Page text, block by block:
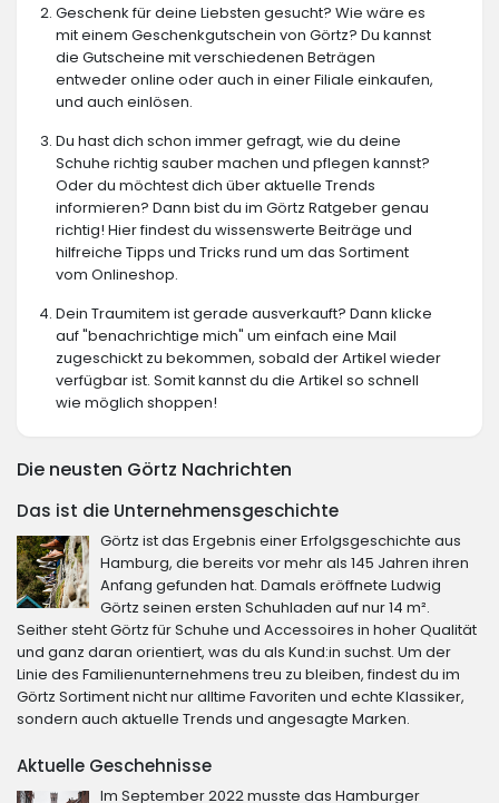
Geschenk für deine Liebsten gesucht? Wie wäre es
mit einem Geschenkgutschein von Görtz? Du kannst
die Gutscheine mit verschiedenen Beträgen
entweder online oder auch in einer Filiale einkaufen,
und auch einlösen.
Du hast dich schon immer gefragt, wie du deine
Schuhe richtig sauber machen und pflegen kannst?
Oder du möchtest dich über aktuelle Trends
informieren? Dann bist du im Görtz Ratgeber genau
richtig! Hier findest du wissenswerte Beiträge und
hilfreiche Tipps und Tricks rund um das Sortiment
vom Onlineshop.
Dein Traumitem ist gerade ausverkauft? Dann klicke
auf "benachrichtige mich" um einfach eine Mail
zugeschickt zu bekommen, sobald der Artikel wieder
verfügbar ist. Somit kannst du die Artikel so schnell
wie möglich shoppen!
Die neusten Görtz Nachrichten
Das ist die Unternehmensgeschichte
Görtz ist das Ergebnis einer Erfolgsgeschichte aus
Hamburg, die bereits vor mehr als 145 Jahren ihren
Anfang gefunden hat. Damals eröffnete Ludwig
Görtz seinen ersten Schuhladen auf nur 14 m².
Seither steht Görtz für Schuhe und Accessoires in hoher Qualität
und ganz daran orientiert, was du als Kund:in suchst. Um der
Linie des Familienunternehmens treu zu bleiben, findest du im
Görtz Sortiment nicht nur alltime Favoriten und echte Klassiker,
sondern auch aktuelle Trends und angesagte Marken.
Aktuelle Geschehnisse
Im September 2022 musste das Hamburger